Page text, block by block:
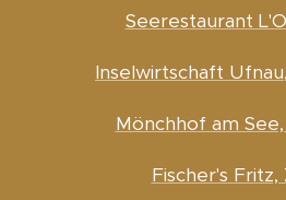
Seerestaurant
Inselwirtschaft
Mönchhof am
Fischer's Fritz,